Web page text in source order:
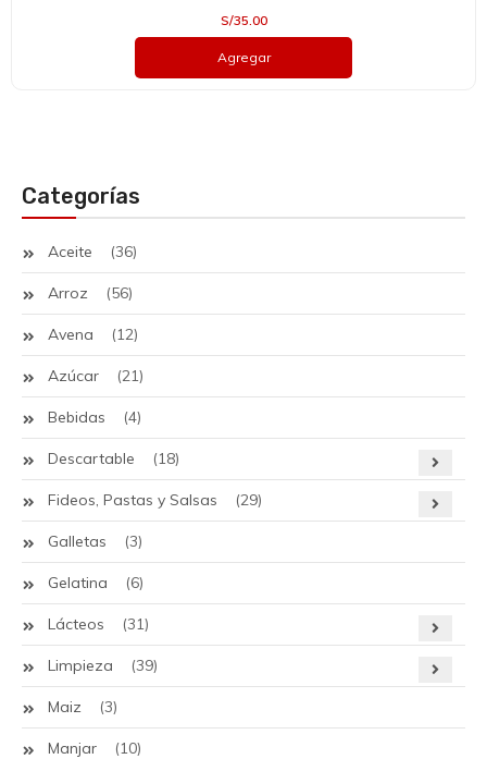
S/35.00
Agregar
Categorías
Aceite (36)
Arroz (56)
Avena (12)
Azúcar (21)
Bebidas (4)
Descartable (18)
Fideos, Pastas y Salsas (29)
Galletas (3)
Gelatina (6)
Lácteos (31)
Limpieza (39)
Maiz (3)
Manjar (10)